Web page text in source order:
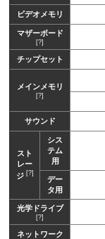
ビデオメモリ
マザーボード
[?]
チップセット
メインメモリ
[?]
サウンド
スト
レー
ジ [?]
シス
テム
用
デー
タ用
光学ドライブ
[?]
ネットワーク